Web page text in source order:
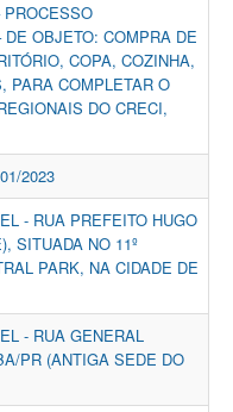
PROCESSO
OBJETO: COMPRA DE
COPA, COZINHA,
PARA COMPLETAR O
DO CRECI,
2023
- RUA PREFEITO HUGO
SITUADA NO 11º
PARK, NA CIDADE DE
- RUA GENERAL
PR (ANTIGA SEDE DO